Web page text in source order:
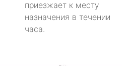
приезжает к месту
назначения в течении
часа.